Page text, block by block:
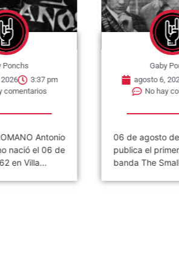
Ponchs
3:37 pm
comentarios
Antonio
nació el 06 de
en Villa...
Gaby
agosto 6,
No hay
06 de agosto
publica el
banda The